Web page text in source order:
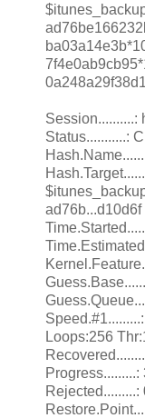
Session..........:
Status...........:
ad76b...d10d6f
Loops:256
Rejected.........: